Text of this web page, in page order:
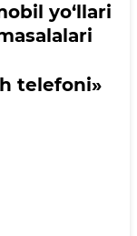
yo‘llari
telefoni»